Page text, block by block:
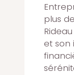
plus
et son